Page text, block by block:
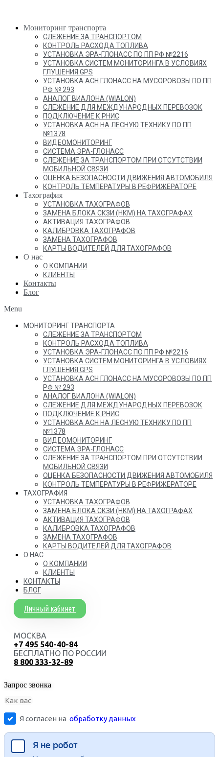
Мониторинг транспорта
СЛЕЖЕНИЕ ЗА ТРАНСПОРТОМ
КОНТРОЛЬ РАСХОДА ТОПЛИВА
УСТАНОВКА ЭРА-ГЛОНАСС ПО ПП РФ №2216
УСТАНОВКА СИСТЕМ МОНИТОРИНГА В УСЛОВИЯХ
ГЛУШЕНИЯ GPS
УСТАНОВКА АСН ГЛОНАСС НА МУСОРОВОЗЫ ПО ПП
РФ № 293
АНАЛОГ ВИАЛОНА (WIALON)
СЛЕЖЕНИЕ ДЛЯ МЕЖДУНАРОДНЫХ ПЕРЕВОЗОК
ПОДКЛЮЧЕНИЕ К РНИС
УСТАНОВКА АСН НА ЛЕСНУЮ ТЕХНИКУ ПО ПП
№1378
ВИДЕОМОНИТОРИНГ
СИСТЕМА ЭРА-ГЛОНАСС
СЛЕЖЕНИЕ ЗА ТРАНСПОРТОМ ПРИ ОТСУТСТВИИ
МОБИЛЬНОЙ СВЯЗИ
ОЦЕНКА БЕЗОПАСНОСТИ ДВИЖЕНИЯ АВТОМОБИЛЯ
КОНТРОЛЬ ТЕМПЕРАТУРЫ В РЕФРИЖЕРАТОРЕ
Тахография
УСТАНОВКА ТАХОГРАФОВ
ЗАМЕНА БЛОКА СКЗИ (НКМ) НА ТАХОГРАФАХ
АКТИВАЦИЯ ТАХОГРАФОВ
КАЛИБРОВКА ТАХОГРАФОВ
ЗАМЕНА ТАХОГРАФОВ
КАРТЫ ВОДИТЕЛЕЙ ДЛЯ ТАХОГРАФОВ
О нас
О КОМПАНИИ
КЛИЕНТЫ
Контакты
Блог
Menu
МОНИТОРИНГ ТРАНСПОРТА
СЛЕЖЕНИЕ ЗА ТРАНСПОРТОМ
КОНТРОЛЬ РАСХОДА ТОПЛИВА
УСТАНОВКА ЭРА-ГЛОНАСС ПО ПП РФ №2216
УСТАНОВКА СИСТЕМ МОНИТОРИНГА В УСЛОВИЯХ
ГЛУШЕНИЯ GPS
УСТАНОВКА АСН ГЛОНАСС НА МУСОРОВОЗЫ ПО ПП
РФ № 293
АНАЛОГ ВИАЛОНА (WIALON)
СЛЕЖЕНИЕ ДЛЯ МЕЖДУНАРОДНЫХ ПЕРЕВОЗОК
ПОДКЛЮЧЕНИЕ К РНИС
УСТАНОВКА АСН НА ЛЕСНУЮ ТЕХНИКУ ПО ПП
№1378
ВИДЕОМОНИТОРИНГ
СИСТЕМА ЭРА-ГЛОНАСС
СЛЕЖЕНИЕ ЗА ТРАНСПОРТОМ ПРИ ОТСУТСТВИИ
МОБИЛЬНОЙ СВЯЗИ
ОЦЕНКА БЕЗОПАСНОСТИ ДВИЖЕНИЯ АВТОМОБИЛЯ
КОНТРОЛЬ ТЕМПЕРАТУРЫ В РЕФРИЖЕРАТОРЕ
ТАХОГРАФИЯ
УСТАНОВКА ТАХОГРАФОВ
ЗАМЕНА БЛОКА СКЗИ (НКМ) НА ТАХОГРАФАХ
АКТИВАЦИЯ ТАХОГРАФОВ
КАЛИБРОВКА ТАХОГРАФОВ
ЗАМЕНА ТАХОГРАФОВ
КАРТЫ ВОДИТЕЛЕЙ ДЛЯ ТАХОГРАФОВ
О НАС
О КОМПАНИИ
КЛИЕНТЫ
КОНТАКТЫ
БЛОГ
Личный кабинет
МОСКВА
+7 495 540-40-84
БЕСПЛАТНО ПО РОССИИ
8 800 333-32-89
Запрос звонка
Я согласен на обработку данных